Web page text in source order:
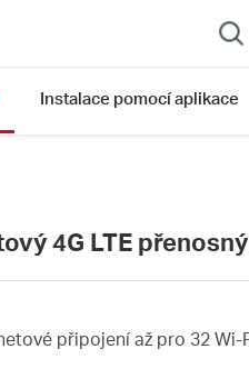
Instalace pomocí aplikace
4G LTE
připojení až pro 32 Wi-